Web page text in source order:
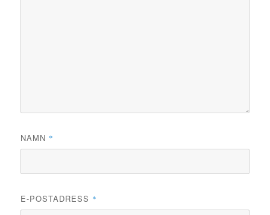
NAMN *
E-POSTADRESS *